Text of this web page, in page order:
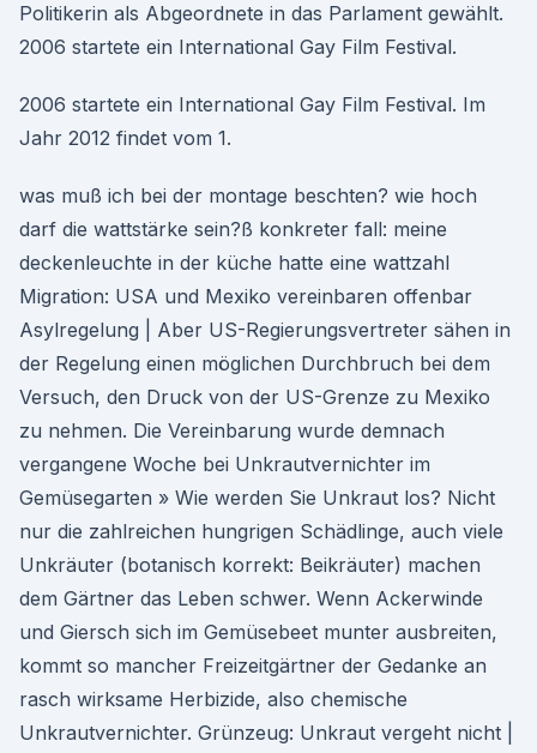
Politikerin als Abgeordnete in das Parlament gewählt.
2006 startete ein International Gay Film Festival.
2006 startete ein International Gay Film Festival. Im
Jahr 2012 findet vom 1.
was muß ich bei der montage beschten? wie hoch
darf die wattstärke sein?ß konkreter fall: meine
deckenleuchte in der küche hatte eine wattzahl
Migration: USA und Mexiko vereinbaren offenbar
Asylregelung | Aber US-Regierungsvertreter sähen in
der Regelung einen möglichen Durchbruch bei dem
Versuch, den Druck von der US-Grenze zu Mexiko
zu nehmen. Die Vereinbarung wurde demnach
vergangene Woche bei Unkrautvernichter im
Gemüsegarten » Wie werden Sie Unkraut los? Nicht
nur die zahlreichen hungrigen Schädlinge, auch viele
Unkräuter (botanisch korrekt: Beikräuter) machen
dem Gärtner das Leben schwer. Wenn Ackerwinde
und Giersch sich im Gemüsebeet munter ausbreiten,
kommt so mancher Freizeitgärtner der Gedanke an
rasch wirksame Herbizide, also chemische
Unkrautvernichter. Grünzeug: Unkraut vergeht nicht |